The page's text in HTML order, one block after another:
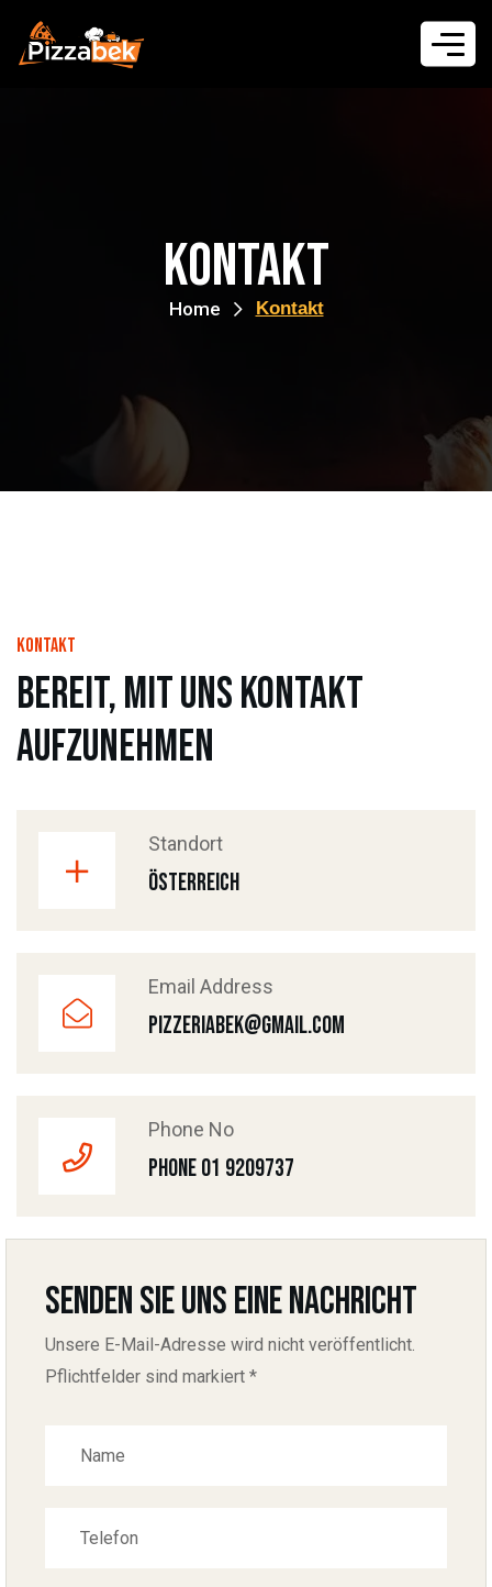
Kontakt
Home Kontakt
Kontakt
bereit, mit uns Kontakt
aufzunehmen
Standort
Österreich
Email Address
pizzeriabek@gmail.com
Phone No
Phone 01 9209737
Senden Sie uns eine Nachricht
Unsere E-Mail-Adresse wird nicht veröffentlicht.
Pflichtfelder sind markiert *